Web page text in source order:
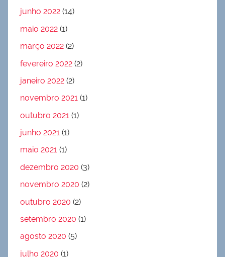
junho 2022 (14)
maio 2022 (1)
março 2022 (2)
fevereiro 2022 (2)
janeiro 2022 (2)
novembro 2021 (1)
outubro 2021 (1)
junho 2021 (1)
maio 2021 (1)
dezembro 2020 (3)
novembro 2020 (2)
outubro 2020 (2)
setembro 2020 (1)
agosto 2020 (5)
julho 2020 (1)